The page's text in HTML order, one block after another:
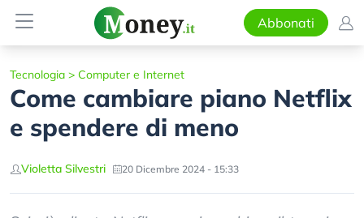
Abbonati
Tecnologia > Computer e Internet
Come cambiare piano Netflix
e spendere di meno
Violetta Silvestri 20 Dicembre 2024 - 15:33